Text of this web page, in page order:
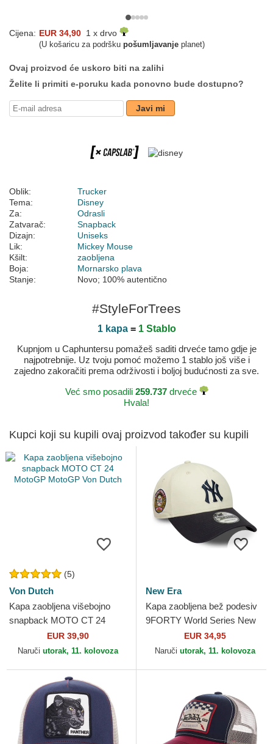
Cijena: EUR 34,90 1 x drvo
(U košaricu za podršku pošumljavanje planet)
Ovaj proizvod će uskoro biti na zalihi
Želite li primiti e-poruku kada ponovno bude dostupno?
Javi mi
Oblik:
Trucker
Tema:
Disney
Za:
Odrasli
Zatvarač:
Snapback
Dizajn:
Uniseks
Lik:
Mickey Mouse
Kšilt:
zaobljena
Boja:
Mornarsko plava
Stanje:
Novo; 100% autentično
#StyleForTrees
1 kapa= 1 Stablo
Kupnjom u Caphuntersu pomažeš saditi drveće tamo gdje je
najpotrebnije. Uz tvoju pomoć možemo 1 stablo još više i
zajedno zakoračiti prema održivosti i boljoj budućnosti za sve.
Već smo posadili 259.737drveće
Hvala!
Kupci koji su kupili ovaj proizvod također su kupili
(5)
Von Dutch
Kapa zaobljena višebojno
snapback MOTO CT 24
MotoGP MotoGP Von Dutch
EUR 39,90
Naruči utorak, 11. kolovoza
New Era
Kapa zaobljena bež podesiv
9FORTY World Series New
York Yankees MLB New Era
EUR 34,95
Naruči utorak, 11. kolovoza